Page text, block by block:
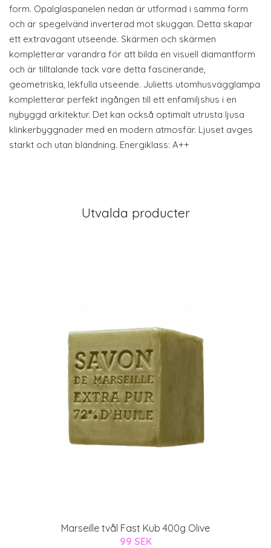
form. Opalglaspanelen nedan är utformad i samma form
och är spegelvänd inverterad mot skuggan. Detta skapar
ett extravagant utseende. Skärmen och skärmen
kompletterar varandra för att bilda en visuell diamantform
och är tilltalande tack vare detta fascinerande,
geometriska, lekfulla utseende. Julietts utomhusvägglampa
kompletterar perfekt ingången till ett enfamiljshus i en
nybyggd arkitektur. Det kan också optimalt utrusta ljusa
klinkerbyggnader med en modern atmosfär. Ljuset avges
starkt och utan bländning. Energiklass: A++
Utvalda producter
Marseille tvål Fast Kub 400g Olive
99 SEK